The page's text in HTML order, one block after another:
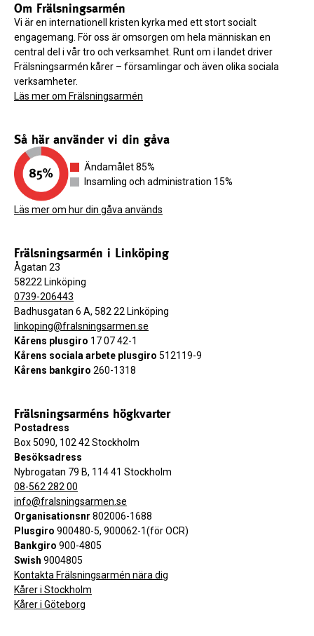
Om Frälsningsarmén
Vi är en internationell kristen kyrka med ett stort socialt
engagemang. För oss är omsorgen om hela människan en
central del i vår tro och verksamhet. Runt om i landet driver
Frälsningsarmén kårer – församlingar och även olika sociala
verksamheter.
Läs mer om Frälsningsarmén
Så här använder vi din gåva
Ändamålet 85%
Insamling och administration 15%
Läs mer om hur din gåva används
Frälsningsarmén i Linköping
Ågatan 23
58222 Linköping
0739-206443
Badhusgatan 6 A, 582 22 Linköping
linkoping@fralsningsarmen.se
Kårens plusgiro 17 07 42-1
Kårens sociala arbete plusgiro 512119-9
Kårens bankgiro 260-1318
Frälsningsarméns högkvarter
Postadress
Box 5090, 102 42 Stockholm
Besöksadress
Nybrogatan 79 B, 114 41 Stockholm
08-562 282 00
info@fralsningsarmen.se
Organisationsnr 802006-1688
Plusgiro 900480-5, 900062-1(för OCR)
Bankgiro 900-4805
Swish 9004805
Kontakta Frälsningsarmén nära dig
Kårer i Stockholm
Kårer i Göteborg